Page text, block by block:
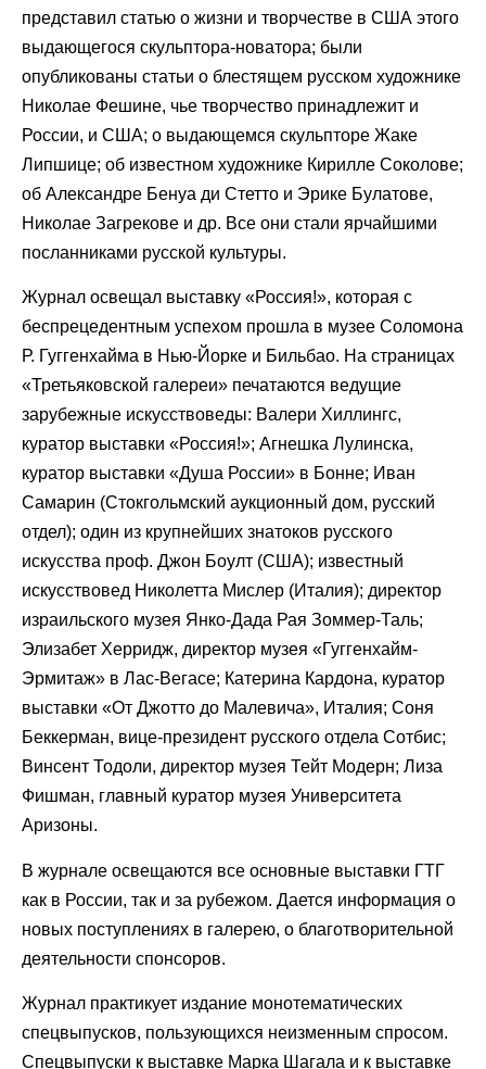
представил статью о жизни и творчестве в США этого
выдающегося скульптора-новатора; были
опубликованы статьи о блестящем русском художнике
Николае Фешине, чье творчество принадлежит и
России, и США; о выдающемся скульпторе Жаке
Липшице; об известном художнике Кирилле Соколове;
об Александре Бенуа ди Стетто и Эрике Булатове,
Николае Загрекове и др. Все они стали ярчайшими
посланниками русской культуры.
Журнал освещал выставку «Россия!», которая с
беспрецедентным успехом прошла в музее Соломона
Р. Гуггенхайма в Нью-Йорке и Бильбао. На страницах
«Третьяковской галереи» печатаются ведущие
зарубежные искусствоведы: Валери Хиллингс,
куратор выставки «Россия!»; Агнешка Лулинска,
куратор выставки «Душа России» в Бонне; Иван
Самарин (Стокгольмский аукционный дом, русский
отдел); один из крупнейших знатоков русского
искусства проф. Джон Боулт (США); известный
искусствовед Николетта Мислер (Италия); директор
израильского музея Янко-Дада Рая Зоммер-Таль;
Элизабет Херридж, директор музея «Гуггенхайм-
Эрмитаж» в Лас-Вегасе; Катерина Кардона, куратор
выставки «От Джотто до Малевича», Италия; Соня
Беккерман, вице-президент русского отдела Сотбис;
Винсент Тодоли, директор музея Тейт Модерн; Лиза
Фишман, главный куратор музея Университета
Аризоны.
В журнале освещаются все основные выставки ГТГ
как в России, так и за рубежом. Дается информация о
новых поступлениях в галерею, о благотворительной
деятельности спонсоров.
Журнал практикует издание монотематических
спецвыпусков, пользующихся неизменным спросом.
Спецвыпуски к выставке Марка Шагала и к выставке